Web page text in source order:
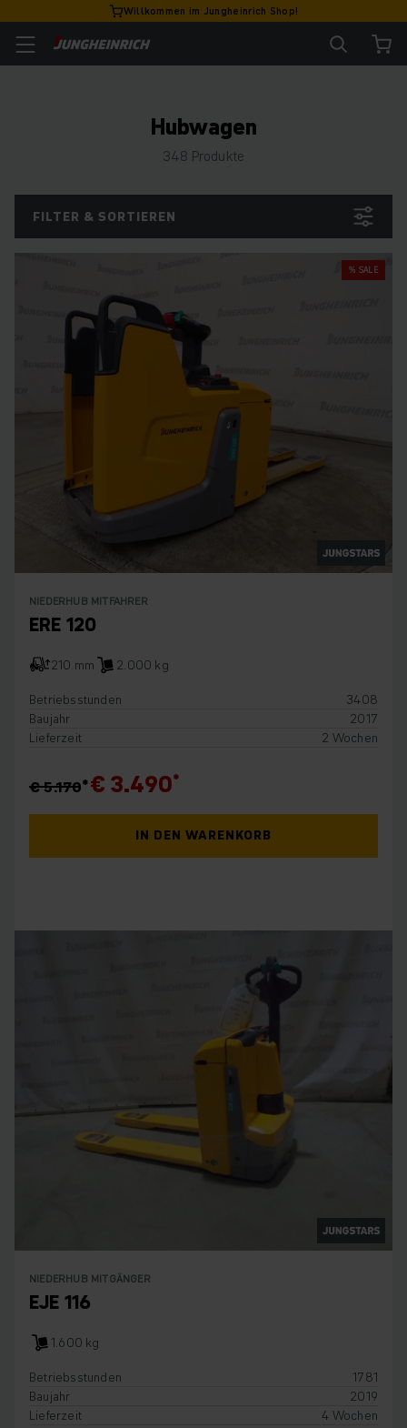
Willkommen im Jungheinrich Shop!
Hubwagen
348 Produkte
FILTER & SORTIEREN
% SALE
NIEDERHUB MITFAHRER
ERE 120
210 mm
2.000 kg
Betriebsstunden
3408
Baujahr
2017
Lieferzeit
2 Wochen
€ 5.170 € 3.490
IN DEN WARENKORB
NIEDERHUB MITGÄNGER
EJE 116
1.600 kg
Betriebsstunden
1781
Baujahr
2019
Lieferzeit
4 Wochen